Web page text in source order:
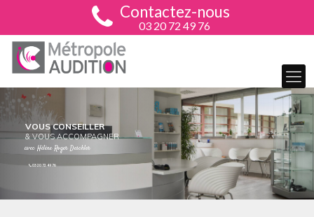
Contactez-nous
03 20 72 49 76